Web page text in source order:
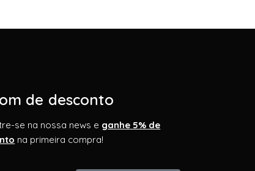
de desconto
se na nossa news e ganhe 5% de
na primeira compra!